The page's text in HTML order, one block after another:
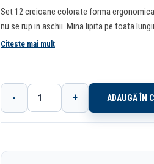
Set 12 creioane colorate forma
nu se rup in aschii. Mina lipita pe toata
Citeste mai mult
Cantitate
Creioane
- + ADAUGĂ ÎN